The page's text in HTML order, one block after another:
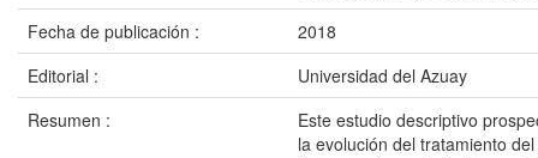
Fecha de publicación :
2018
Editorial :
Universidad del Azuay
Resumen :
Este estudio descriptivo
la evolución del tratamiento